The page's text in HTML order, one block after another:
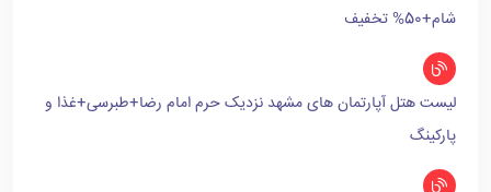
شام+50% تخفیف
لیست هتل آپارتمان های مشهد نزدیک حرم امام رضا+طبرسی+غذا و
پارکینگ